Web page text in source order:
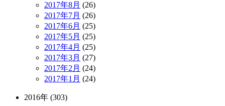
2017年8月 (26)
2017年7月 (26)
2017年6月 (25)
2017年5月 (25)
2017年4月 (25)
2017年3月 (27)
2017年2月 (24)
2017年1月 (24)
2016年 (303)